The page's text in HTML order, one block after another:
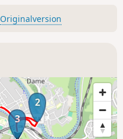
Originalversion
2
3